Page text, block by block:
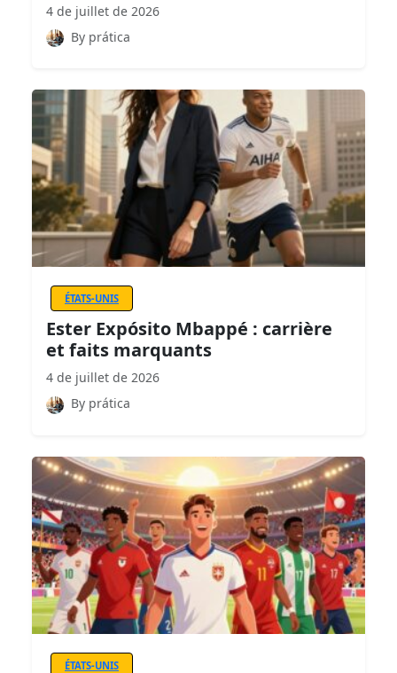
4 de juillet de 2026
By prática
ÉTATS-UNIS
Ester Expósito Mbappé : carrière
et faits marquants
4 de juillet de 2026
By prática
ÉTATS-UNIS